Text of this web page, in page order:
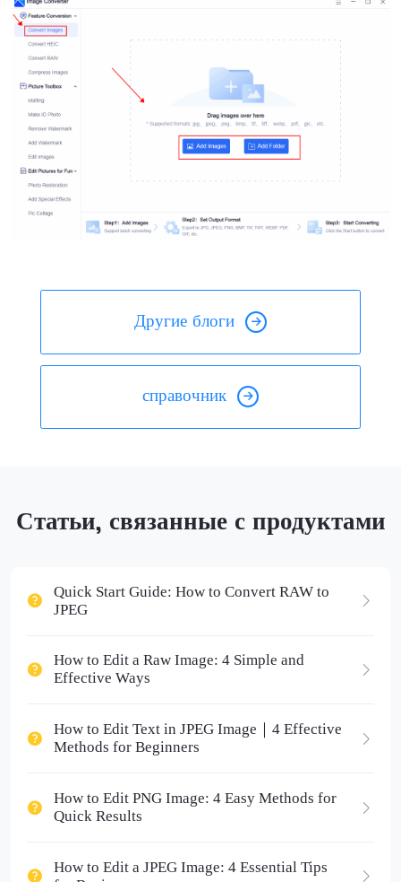
Другие блоги
справочник
Статьи, связанные с продуктами
Quick Start Guide: How to Convert RAW to
JPEG
How to Edit a Raw Image: 4 Simple and
Effective Ways
How to Edit Text in JPEG Image｜4 Effective
Methods for Beginners
How to Edit PNG Image: 4 Easy Methods for
Quick Results
How to Edit a JPEG Image: 4 Essential Tips